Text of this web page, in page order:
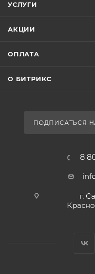
УСЛУГИ
АКЦИИ
ОПЛАТА
О БИТРИКС
ПОДПИСАТЬСЯ
8
г.